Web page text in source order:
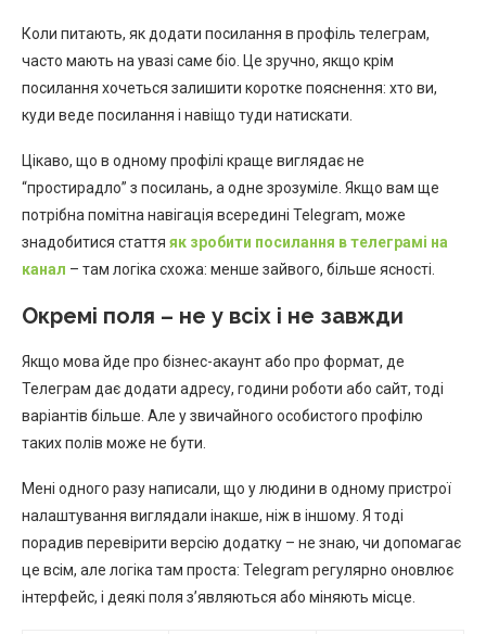
Коли питають, як додати посилання в профіль телеграм,
часто мають на увазі саме біо. Це зручно, якщо крім
посилання хочеться залишити коротке пояснення: хто ви,
куди веде посилання і навіщо туди натискати.
Цікаво, що в одному профілі краще виглядає не
“простирадло” з посилань, а одне зрозуміле. Якщо вам ще
потрібна помітна навігація всередині Telegram, може
знадобитися стаття як зробити посилання в телеграмі на
канал – там логіка схожа: менше зайвого, більше ясності.
Окремі поля – не у всіх і не завжди
Якщо мова йде про бізнес-акаунт або про формат, де
Телеграм дає додати адресу, години роботи або сайт, тоді
варіантів більше. Але у звичайного особистого профілю
таких полів може не бути.
Мені одного разу написали, що у людини в одному пристрої
налаштування виглядали інакше, ніж в іншому. Я тоді
порадив перевірити версію додатку – не знаю, чи допомагає
це всім, але логіка там проста: Telegram регулярно оновлює
інтерфейс, і деякі поля з’являються або міняють місце.